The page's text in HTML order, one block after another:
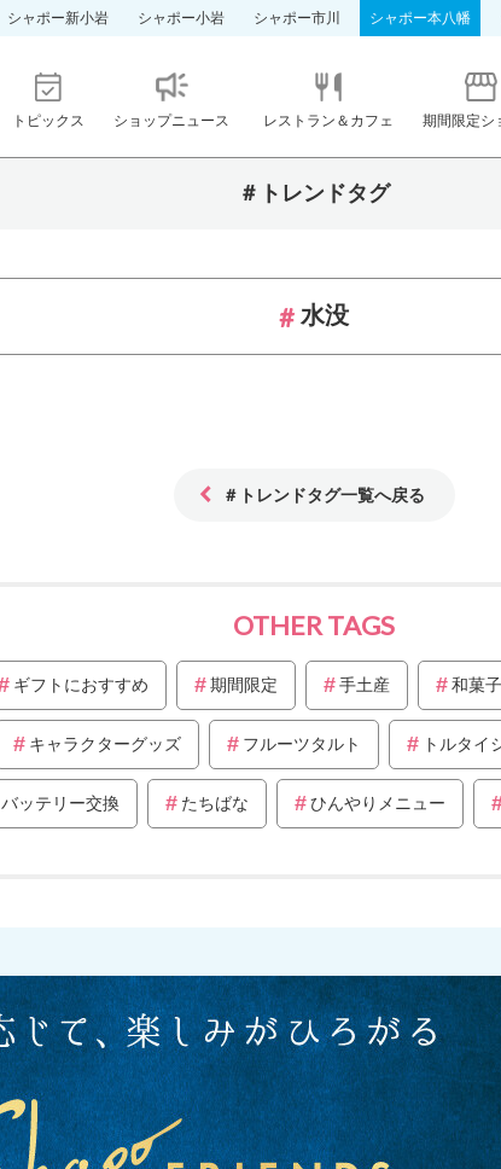
シャポー新小岩 シャポー小岩 シャポー市川 シャポー本八幡
トピックス ショップニュース レストラン＆カフェ 期間限定シ
＃トレンドタグ
水没
＃トレンドタグ一覧へ戻る
OTHER TAGS
ギフトにおすすめ 期間限定 手土産 和菓子
キャラクターグッズ フルーツタルト トルタイ
バッテリー交換 たちばな ひんやりメニュー